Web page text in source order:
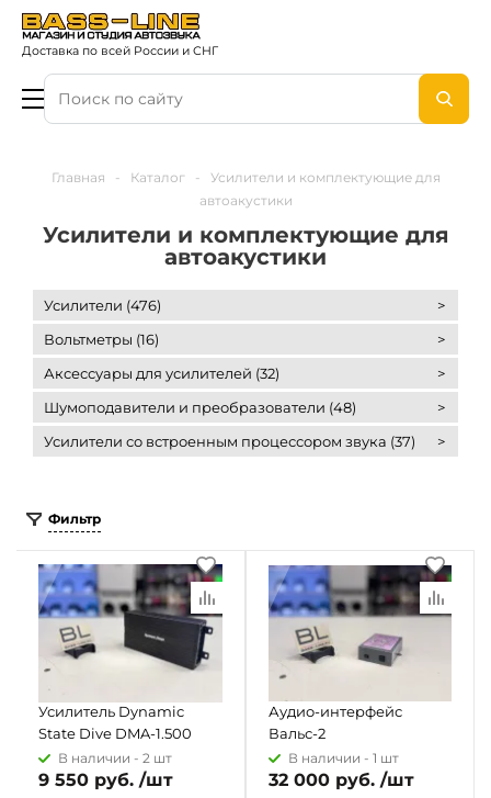
Доставка по всей России и СНГ
Главная - Каталог -
Усилители и комплектующие для
автоакустики
Усилители и комплектующие для
автоакустики
Усилители (476)
>
Вольтметры (16)
>
Аксессуары для усилителей (32)
>
Шумоподавители и преобразователи (48)
>
Усилители со встроенным процессором звука (37)
>
Фильтр
Усилитель Dynamic
State Dive DMA-1.500
В наличии - 2 шт
9 550 руб. /шт
Аудио-интерфейс
Вальс-2
В наличии - 1 шт
32 000 руб. /шт